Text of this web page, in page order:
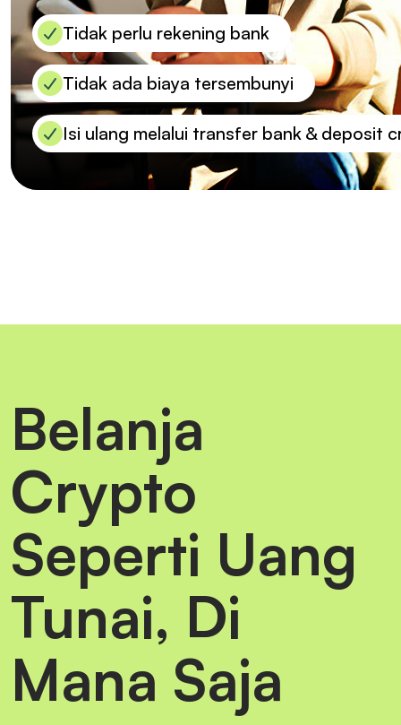
Tidak perlu rekening bank
Tidak ada biaya tersembunyi
Isi ulang melalui transfer bank & deposit
Belanja
Crypto
Seperti Uang
Tunai, Di
Mana Saja